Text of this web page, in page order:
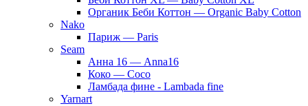
Органик Беби Коттон — Organic Baby Cotton
Nako
Париж — Paris
Seam
Анна 16 — Anna16
Коко — Coco
Ламбада фине - Lambada fine
Yarnart